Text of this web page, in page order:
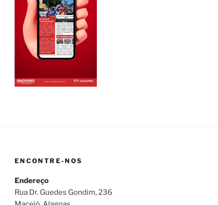
ENCONTRE-NOS
Endereço
Rua Dr. Guedes Gondim, 236